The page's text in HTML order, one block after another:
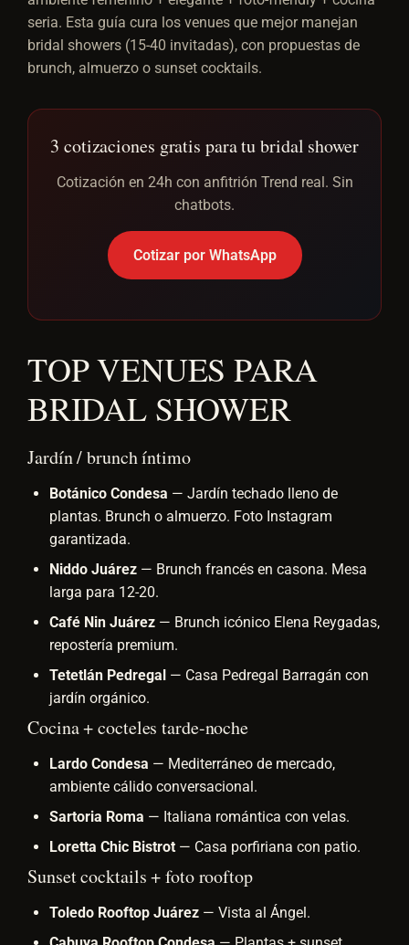
seria. Esta guía cura los venues que mejor manejan
bridal showers (15-40 invitadas), con propuestas de
brunch, almuerzo o sunset cocktails.
3 cotizaciones gratis para tu bridal shower
Cotización en 24h con anfitrión Trend real. Sin
chatbots.
Cotizar por WhatsApp
TOP VENUES PARA
BRIDAL SHOWER
Jardín / brunch íntimo
Botánico Condesa — Jardín techado lleno de
plantas. Brunch o almuerzo. Foto Instagram
garantizada.
Niddo Juárez — Brunch francés en casona. Mesa
larga para 12-20.
Café Nin Juárez — Brunch icónico Elena Reygadas,
repostería premium.
Tetetlán Pedregal — Casa Pedregal Barragán con
jardín orgánico.
Cocina + cocteles tarde-noche
Lardo Condesa — Mediterráneo de mercado,
ambiente cálido conversacional.
Sartoria Roma — Italiana romántica con velas.
Loretta Chic Bistrot — Casa porfiriana con patio.
Sunset cocktails + foto rooftop
Toledo Rooftop Juárez — Vista al Ángel.